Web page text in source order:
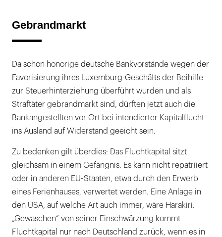
Gebrandmarkt
Da schon honorige deutsche Bankvorstände wegen der
Favorisierung ihres Luxemburg-Geschäfts der Beihilfe
zur Steuerhinterziehung überführt wurden und als
Straftäter gebrandmarkt sind, dürften jetzt auch die
Bankangestellten vor Ort bei intendierter Kapitalflucht
ins Ausland auf Widerstand geeicht sein.
Zu bedenken gilt überdies: Das Fluchtkapital sitzt
gleichsam in einem Gefängnis. Es kann nicht repatriiert
oder in anderen EU-Staaten, etwa durch den Erwerb
eines Ferienhauses, verwertet werden. Eine Anlage in
den USA, auf welche Art auch immer, wäre Harakiri.
„Gewaschen“ von seiner Einschwärzung kommt
Fluchtkapital nur nach Deutschland zurück, wenn es in